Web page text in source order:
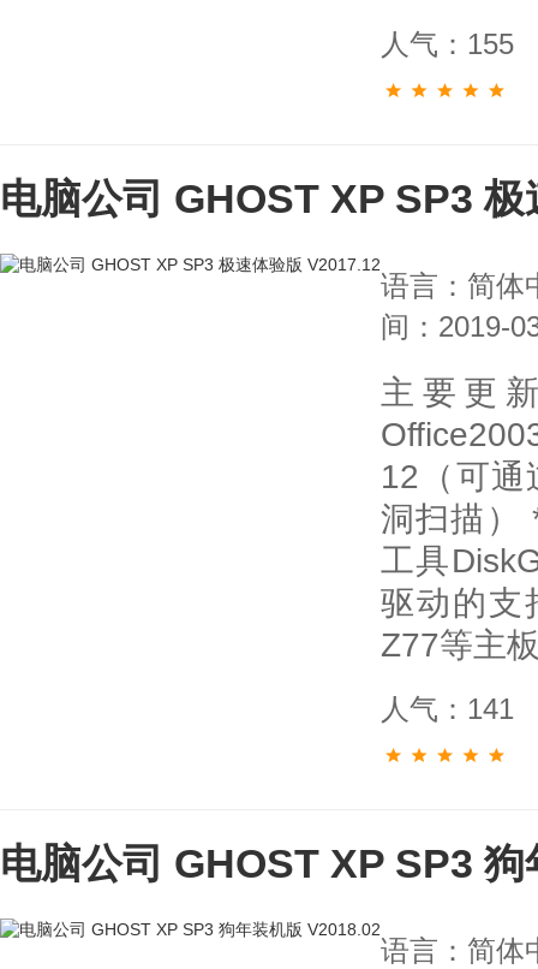
人气：155
电脑公司 GHOST XP SP3
语言：简体
间：2019-
主要更
12（可通
洞扫描）
工具
驱动的支
Z77等主
人气：141
电脑公司 GHOST XP SP3
语言：简体